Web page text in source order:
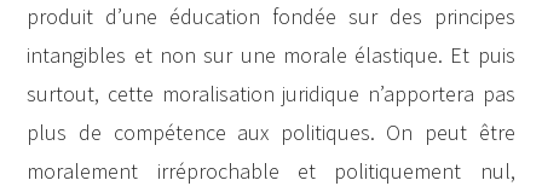
produit d’une éducation fondée sur des principes
intangibles et non sur une morale élastique. Et puis
surtout, cette moralisation juridique n’apportera pas
plus de compétence aux politiques. On peut être
moralement irréprochable et politiquement nul,